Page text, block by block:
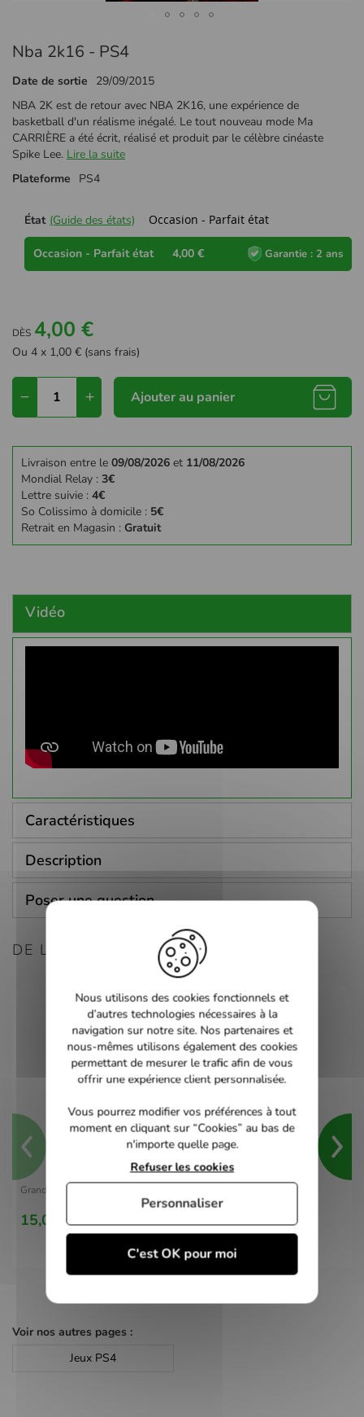
au
de
la
Galerie
d’images
Nba 2k16 - PS4
Date de sortie
29/09/2015
NBA 2K est de retour avec NBA 2K16, une expérience de
basketball d'un réalisme inégalé. Le tout nouveau mode Ma
CARRIÈRE a été écrit, réalisé et produit par le célèbre cinéaste
Spike Lee. Lire la suite
Plateforme
PS4
État (Guide des états) Occasion - Parfait état
Occasion - Parfait état 4,00 € Garantie : 2 ans
DÈS 4,00 €
Ou 4 x 1,00 € (sans frais)
Ajouter au panier
Livraison entre le 09/08/2026 et 11/08/2026
Mondial Relay : 3€
Lettre suivie : 4€
So Colissimo à domicile : 5€
Retrait en Magasin : Gratuit
Vidéo
Caractéristiques
Description
Poser une question
DE LA MÊME CONSOLE
Grand Theft Auto V - PS4
15,00 €
Voir nos autres pages :
Jeux PS4
Nous utilisons des cookies fonctionnels et
d’autres technologies nécessaires à la
navigation sur notre site. Nos partenaires et
nous-mêmes utilisons également des cookies
permettant de mesurer le trafic afin de vous
offrir une expérience client personnalisée.
Vous pourrez modifier vos préférences à tout
moment en cliquant sur “Cookies” au bas de
n'importe quelle page.
C'est OK pour moi
Refuser les cookies
Personnaliser